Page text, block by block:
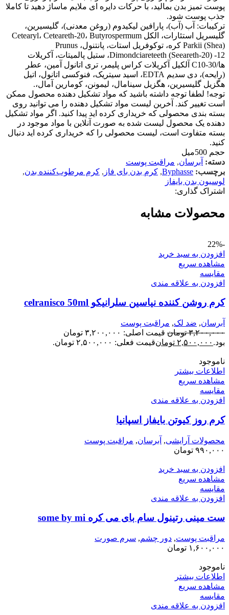
پوست تمیز بدن بمالید، با حرکات دایره ای ملایم ماساژ دهید تا کاملا
جذب پوست شود.
ترکیبات: آب (آب)، پارافین لیکیدوم (روغن معدنی)، گلیسیرین،
گلیسریل استئارات، الکل Cetearyl، Ceteareth-20، Butyrospermum
Parkii (Shea) کره، توکوفریل استات، پانتنول، Prunus
Dimondciareteeth (Seeareth-20) -12، ستیل پالمیتات، آکریلات
ها/C10-30 آلکیل آکریلات کراس پلیمر، تری اتانول آمین، عطر
(رایحه)، دی سدیم EDTA، اسید سیتریک، فنوکسی اتانول، اتیل
هگزیل گلیسیرین، هگزیل سینامال، لیمونن، کومارین آمال،.
توجه! لطفا توجه داشته باشید که مواد تشکیل دهنده محصول ممکن
است تغییر کند. آخرین لیست مواد تشکیل دهنده را می توانید روی
بسته بندی محصولی که خریداری کرده اید پیدا کنید. اگر مواد تشکیل
دهنده یک محصول لیست شده به صورت آنلاین با مواد موجود در
بسته متفاوت است، لیست محصولی را که خریداری کرده اید دنبال
کنید.
حجم 500میل
دسته: آبرسان, مراقبت پوست
برچسب: Byphasse
, کرم بدن بای فاز , کرم مرطوب‌کننده بدن,
لوسیون بدن بایفاز
اشتراک گذاری:
محصولات مشابه
-22%
افزودن به سبد خرید
مشاهده سریع
مقایسه
افزودن به علاقه مندی
کرم روشن کننده نیاسین سلرانیکو celranisco 50ml
آبرسان, ضد لک, مراقبت پوست
۳,۲۰۰,۰۰۰ تومان
قیمت اصلی: ۳,۲۰۰,۰۰۰ تومان
بود. ۲,۵۰۰,۰۰۰ تومانقیمت فعلی: ۲,۵۰۰,۰۰۰ تومان.
ناموجود
اطلاعات بیشتر
مشاهده سریع
مقایسه
افزودن به علاقه مندی
کرم روز کیوتن بایفاز اسپانیا
محصولات آرایشی, آبرسان, مراقبت پوست
۹۹۰,۰۰۰ تومان
افزودن به سبد خرید
مشاهده سریع
مقایسه
افزودن به علاقه مندی
ست مینی رتینول سام بای می کره some by mi
مراقبت پوست, دور چشم, سرم صورت
۱,۶۰۰,۰۰۰ تومان
ناموجود
اطلاعات بیشتر
مشاهده سریع
مقایسه
افزودن به علاقه مندی